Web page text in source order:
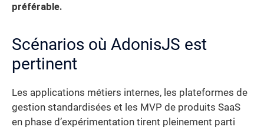
préférable.
Scénarios où AdonisJS est
pertinent
Les applications métiers internes, les plateformes de
gestion standardisées et les MVP de produits SaaS
en phase d’expérimentation tirent pleinement parti